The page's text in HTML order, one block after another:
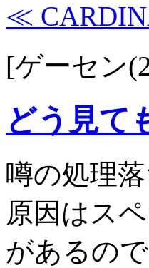
≪
[ゲーセン
どう見て
噂の処理
原因はス
があるので